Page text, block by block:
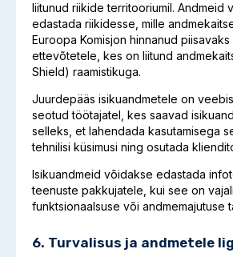
liitunud riikide territooriumil. Andmeid
edastada riikidesse, mille
Euroopa Komisjon hinnanud piisavaks
ettevõtetele, kes on liitund
Shield) raamistikuga.
Juurdepääs isikuandmetele on
seotud töötajatel, kes saavad
selleks, et lahendada kasutamisega
tehnilisi küsimusi ning osutada
Isikuandmeid võidakse edastada
teenuste pakkujatele, kui see on
funktsionaalsuse või andmemajutuse
6. Turvalisus ja andmetele